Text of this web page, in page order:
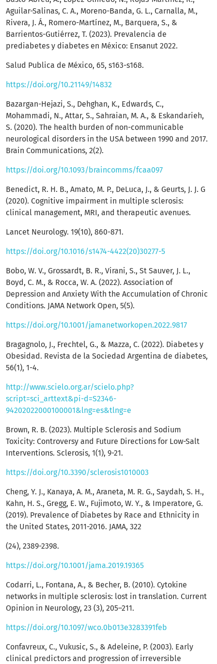
Aguilar-Salinas, C. A., Moreno-Banda, G. L., Carnalla, M.,
Rivera, J. Á., Romero-Martínez, M., Barquera, S., &
Barrientos-Gutiérrez, T. (2023). Prevalencia de
prediabetes y diabetes en México: Ensanut 2022.
Salud Publica de México, 65, s163-s168.
https://doi.org/10.21149/14832
Bazargan-Hejazi, S., Dehghan, K., Edwards, C.,
Mohammadi, N., Attar, S., Sahraian, M. A., & Eskandarieh,
S. (2020). The health burden of non-communicable
neurological disorders in the USA between 1990 and 2017.
Brain Communications, 2(2).
https://doi.org/10.1093/braincomms/fcaa097
Benedict, R. H. B., Amato, M. P., DeLuca, J., & Geurts, J. J. G
(2020). Cognitive impairment in multiple sclerosis:
clinical management, MRI, and therapeutic avenues.
Lancet Neurology. 19(10), 860-871.
https://doi.org/10.1016/s1474-4422(20)30277-5
Bobo, W. V., Grossardt, B. R., Virani, S., St Sauver, J. L.,
Boyd, C. M., & Rocca, W. A. (2022). Association of
Depression and Anxiety With the Accumulation of Chronic
Conditions. JAMA Network Open, 5(5).
https://doi.org/10.1001/jamanetworkopen.2022.9817
Bragagnolo, J., Frechtel, G., & Mazza, C. (2022). Diabetes y
Obesidad. Revista de la Sociedad Argentina de diabetes,
56(1), 1-4.
http://www.scielo.org.ar/scielo.php?
script=sci_arttext&pi-d=S2346-
94202022000100001&lng=es&tlng=e
Brown, R. B. (2023). Multiple Sclerosis and Sodium
Toxicity: Controversy and Future Directions for Low-Salt
Interventions. Sclerosis, 1(1), 9-21.
https://doi.org/10.3390/sclerosis1010003
Cheng, Y. J., Kanaya, A. M., Araneta, M. R. G., Saydah, S. H.,
Kahn, H. S., Gregg, E. W., Fujimoto, W. Y., & Imperatore, G.
(2019). Prevalence of Diabetes by Race and Ethnicity in
the United States, 2011-2016. JAMA, 322
(24), 2389-2398.
https://doi.org/10.1001/jama.2019.19365
Codarri, L., Fontana, A., & Becher, B. (2010). Cytokine
networks in multiple sclerosis: lost in translation. Current
Opinion in Neurology, 23 (3), 205–211.
https://doi.org/10.1097/wco.0b013e3283391feb
Confavreux, C., Vukusic, S., & Adeleine, P. (2003). Early
clinical predictors and progression of irreversible